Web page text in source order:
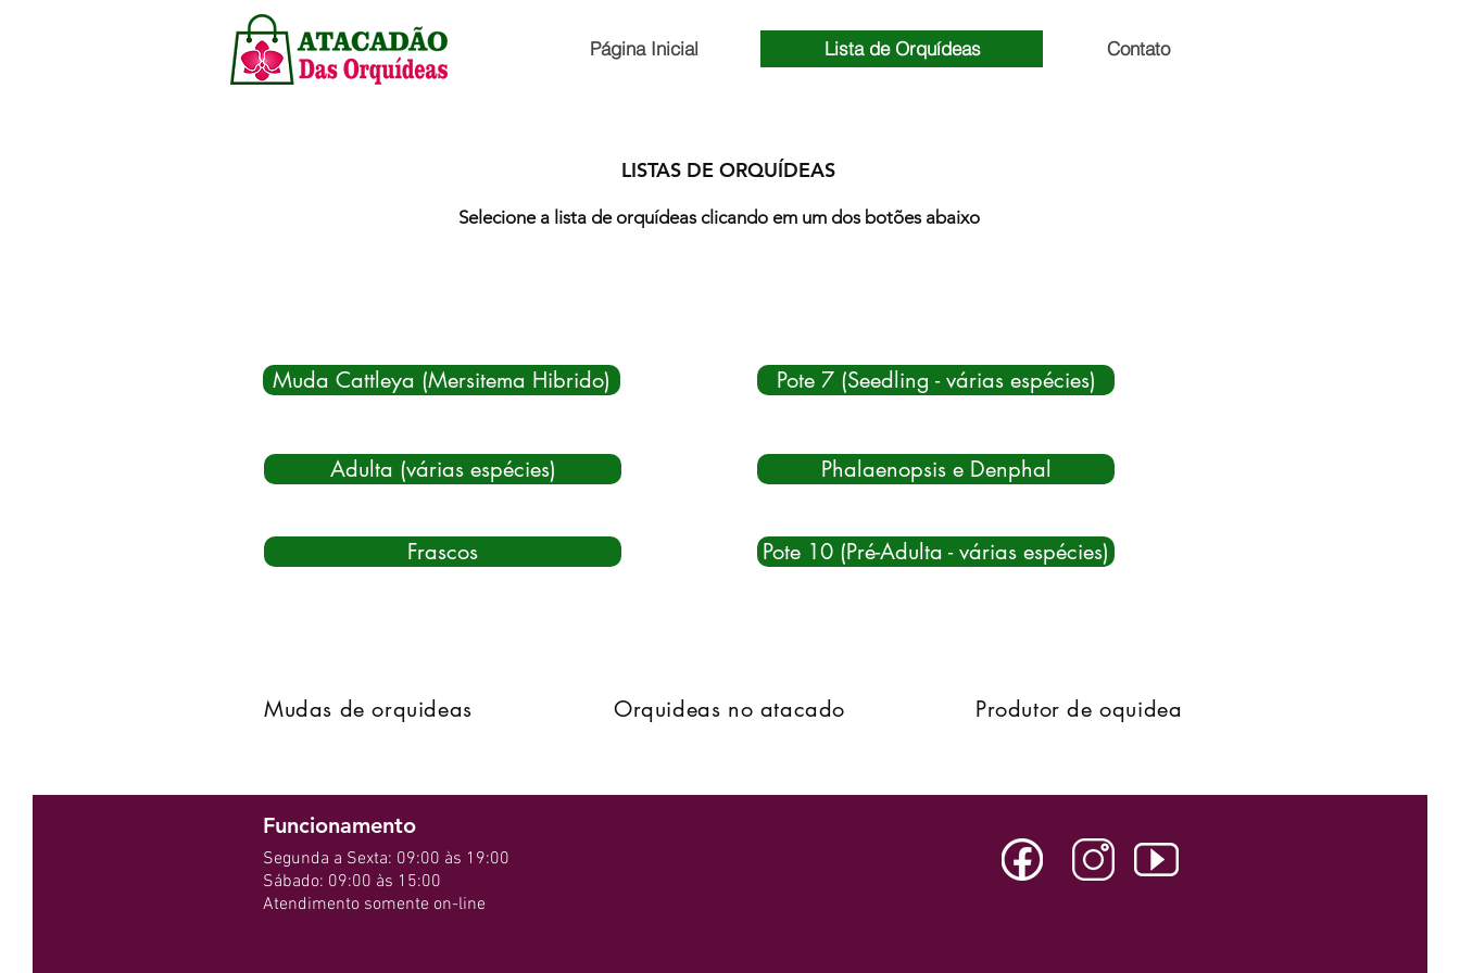
Página Inicial Lista de Orquídeas Contato
LISTAS DE ORQUÍDEAS
Selecione a lista de orquídeas clicando em um dos botões abaixo
Muda Cattleya (Mersitema Hibrido)
Adulta (várias espécies)
Frascos
Pote 7 (Seedling - várias espécies)
Phalaenopsis e Denphal
Pote 10 (Pré-Adulta - várias espécies)
Mudas de orquideas Orquideas no atacado Produtor de oquidea
Funcionamento
Segunda a Sexta: 09:00 às 19:00
Sábado: 09:00 às 15:00
Atendimento somente on-line